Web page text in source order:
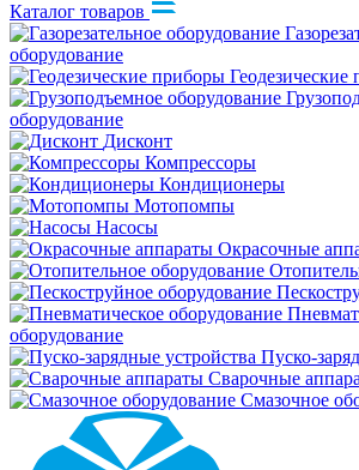
Каталог товаров
оборудование
Геодезические
оборудование
Дисконт
Компрессоры
Кондиционеры
Мотопомпы
Насосы
Окрасочные
оборудование
Пуско-
Сварочные
Смазочное